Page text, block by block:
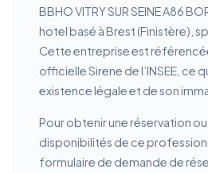
BBHO VITRY SUR SEINE A86
hotel basé à Brest (Finistère),
Cette entreprise est
officielle Sirene de l’INSEE, ce
existence légale et de son
Pour obtenir une réservation
disponibilités de ce
formulaire de demande de